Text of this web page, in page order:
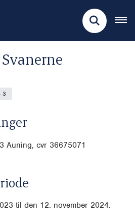
3
Auning, cvr 36675071
til den 12. november 2024.